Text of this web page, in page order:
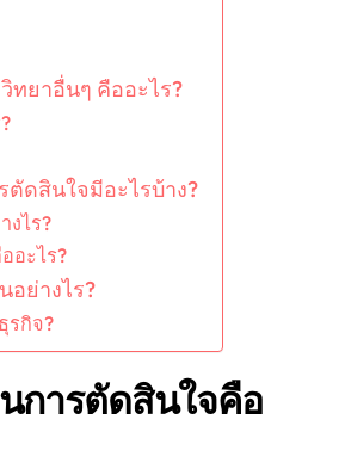
ยาอื่นๆ คืออะไร?
ดสินใจมีอะไรบ้าง?
ไร?
อะไร?
ย่างไร?
รกิจ?
การตัดสินใจคือ